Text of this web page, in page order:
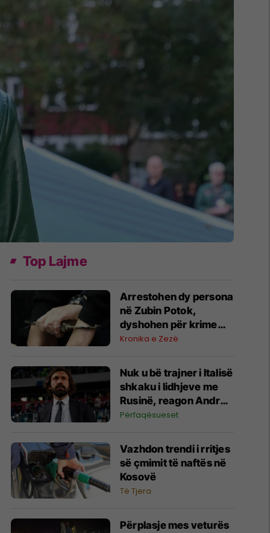
Top Lajme
Arrestohen dy persona
në Zubin Potok,
dyshohen për krime
lufte ndaj popullatës
Kronika e Zezë
Nuk u bë trajner i Italisë
shkaku i lidhjeve me
Rusinë, reagon Andrea
Pirlo
Përfaqësueset
Vazhdon trendi i rritjes
së çmimit të naftës në
Kosovë
Të Tjera
Përplasje mes veturës